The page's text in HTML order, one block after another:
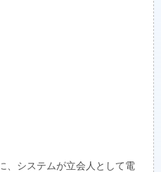
、システムが立会人として電